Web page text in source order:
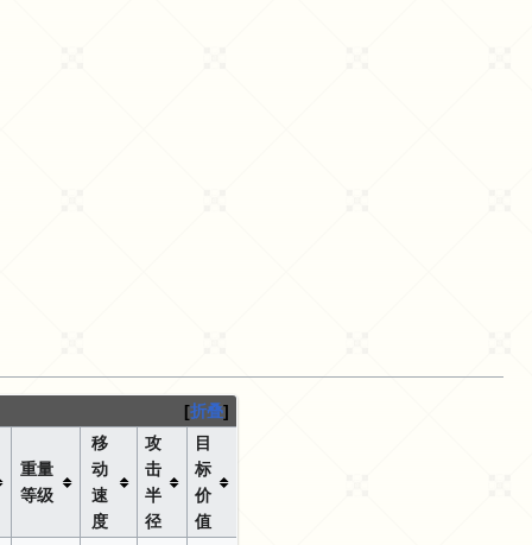
折叠
重量
等级
移
动
速
度
攻
击
半
径
目
标
价
值